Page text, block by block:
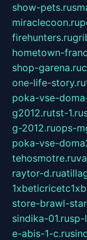
show-pets.ru
miraclecoon.ru
firehunters.ru
hometown-
shop-garena.ru
one-life-story.ru
poka-vse-
g2012.rutst-1.ru
g-2012.ruops-
poka-vse-
tehosmotre.ru
raytor-d.ru
store-brawl-
sindika-01.rusp-
e-abis-1-c.ru